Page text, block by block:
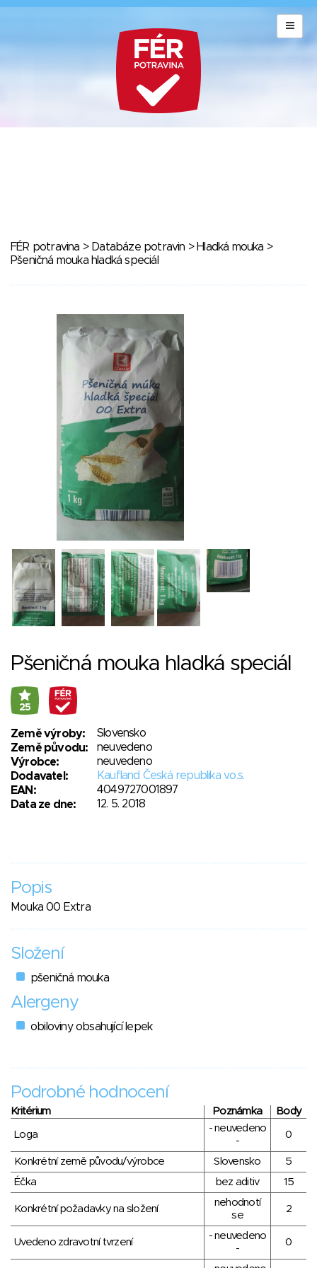
FÉR potravina > Databáze potravin > Hladká mouka >
Pšeničná mouka hladká speciál
Pšeničná mouka hladká speciál
25
Země výroby:
Slovensko
Země původu:
neuvedeno
Výrobce:
neuvedeno
Dodavatel:
Kaufland Česká republika v.o.s.
EAN:
4049727001897
Data ze dne:
12. 5. 2018
Popis
Mouka 00 Extra
Složení
pšeničná mouka
Alergeny
obiloviny obsahující lepek
Podrobné hodnocení
Kritérium Poznámka Body
Loga
- neuvedeno
-
0
Konkrétní země původu/výrobce Slovensko
5
Éčka
bez aditiv 15
Konkrétní požadavky na složení
nehodnotí
se
2
Uvedeno zdravotní tvrzení
- neuvedeno
-
0